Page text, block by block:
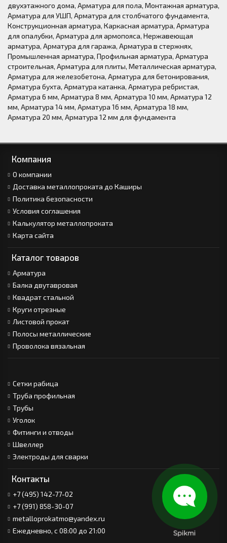
двухэтажного дома, Арматура для пола, Монтажная арматура,
Арматура для УШП, Арматура для столбчатого фундамента,
Конструкционная арматура, Каркасная арматура, Арматура
для опалубки, Арматура для армопояса, Нержавеющая
арматура, Арматура для гаража, Арматура в стержнях,
Промышленная арматура, Профильная арматура, Арматура
строительная, Арматура для плиты, Металлическая арматура,
Арматура для железобетона, Арматура для бетонирования,
Арматура бухта, Арматура катанка, Арматура ребристая,
Арматура 6 мм, Арматура 8 мм, Арматура 10 мм, Арматура 12
мм, Арматура 14 мм, Арматура 16 мм, Арматура 18 мм,
Арматура 20 мм, Арматура 12 мм для фундамента
Компания
О компании
Доставка металлопроката до Каширы
Политика безопасности
Условия соглашения
Калькулятор металлопроката
Карта сайта
Каталог товаров
Арматура
Балка двутавровая
Квадрат стальной
Круги отрезные
Листовой прокат
Полосы металлические
Проволока вязальная
Сетки рабица
Труба профильная
Трубы
Уголок
Фитинги и отводы
Швеллер
Электроды для сварки
Контакты
+7 (495) 142-77-02
+7 (991) 858-30-07
metalloprokatmo@yandex.ru
Ежедневно, с 08:00 до 21:00